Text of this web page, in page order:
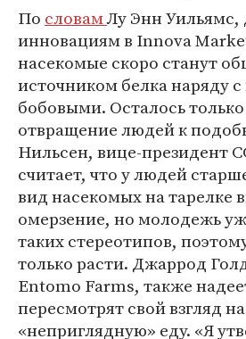
По словамЛу Энн Уильямс,
инновациям в Innova
насекомые скоро станут
источником белка наряду
бобовыми. Осталось
отвращение людей к
Нильсен, вице-президент
считает, что у людей
вид насекомых на тарелке
омерзение, но молодежь
таких стереотипов,
только расти. Джаррод
Entomo Farms, также
пересмотрят свой взгляд на
«неприглядную» еду. «Я